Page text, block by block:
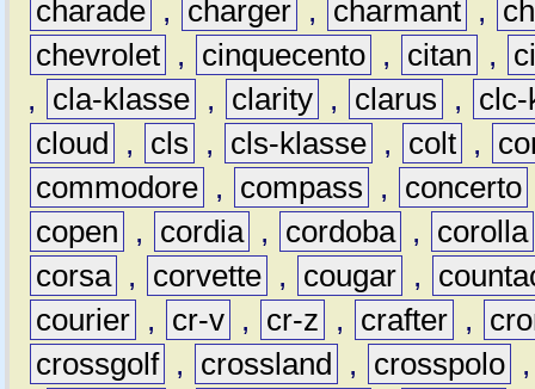
charade , charger , charmant ,
chevrolet , cinquecento , citan ,
,
cla-klasse , clarity , clarus ,
clc-
cloud
, cls , cls-klasse , colt ,
commodore , compass , concerto
copen
, cordia , cordoba ,
corolla
corsa , corvette , cougar ,
courier , cr-v , cr-z , crafter ,
crossgolf , crossland , crosspolo